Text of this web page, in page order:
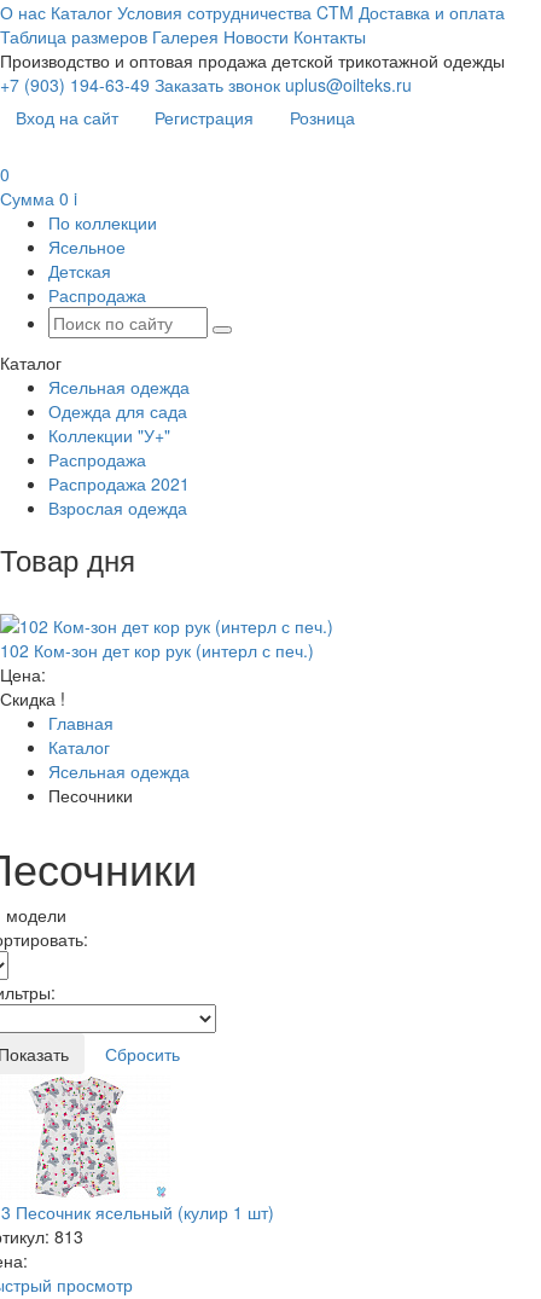
О нас Каталог Условия сотрудничества CTM Доставка и оплата
Таблица размеров Галерея Новости Контакты
Производство и оптовая продажа детской трикотажной одежды
+7 (903) 194-63-49 Заказать звонок uplus@oilteks.ru
Вход на сайт
Регистрация Розница
0
Сумма 0 i
По коллекции
Ясельное
Детская
Распродажа
Каталог
Ясельная одежда
Одежда для сада
Коллекции "У+"
Распродажа
Распродажа 2021
Взрослая одежда
Товар дня
102 Ком-зон дет кор рук (интерл с печ.)
Цена:
Скидка !
Главная
Каталог
Ясельная одежда
Песочники
модели
Песочник ясельный (кулир 1 шт)
813
просмотр